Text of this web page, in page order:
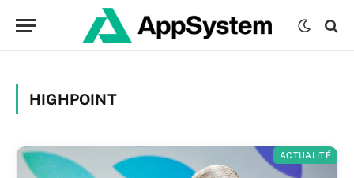
HIGHPOINT
ACTUALITÉ